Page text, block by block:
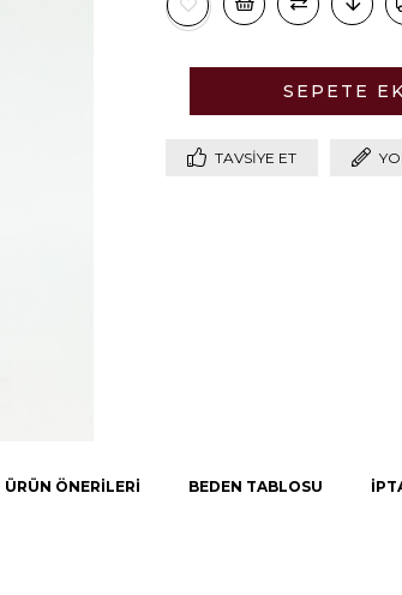
TAVSIYE ET
ÜRÜN ÖNERILERI BEDEN TABLOSU